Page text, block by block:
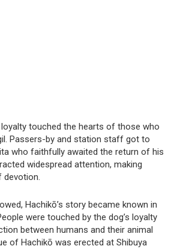
touched the hearts of those who
Passers-by and station staff got to
who faithfully awaited the return of his
widespread attention, making
devotion.
Hachikō’s story became known in
were touched by the dog’s loyalty
between humans and their animal
of Hachikō was erected at Shibuya